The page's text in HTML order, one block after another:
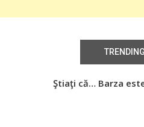
Ştiaţi că… Barza